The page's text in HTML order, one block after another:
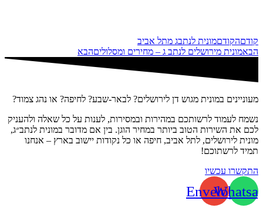
קודםהקודםמונית לנתבג מתל אביב
הבאמונית מירושלים לנתב ג – מחירים ומסלוליםהבא
מעוניינים במונית מגוש דן לירושלים? לבאר-שבע? לחיפה? או נהג צמוד?
נשמח לעמוד לרשותכם במהירות ובמסירות, לענות על כל שאלה ולהעניק
לכם את השירות הטוב ביותר במחיר הוגן. בין אם מדובר במונית לנתב״ג,
מונית לירושלים, לתל אביב, חיפה או כל נקודות יישוב בארץ – אנחנו
תמיד לרשתוכם!
התקשרו עכשיו
Envelope